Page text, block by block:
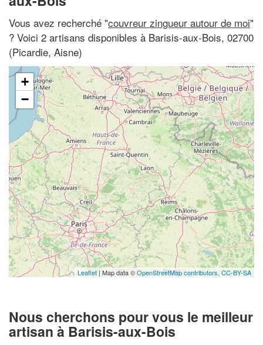
Vous avez recherché "couvreur zingueur autour de moi"
? Voici 2 artisans disponibles à Barisis-aux-Bois, 02700
(Picardie, Aisne)
+
−
Leaflet | Map data ©OpenStreetMap contributors, CC-BY-SA
Nous cherchons pour vous le meilleur
artisan à Barisis-aux-Bois